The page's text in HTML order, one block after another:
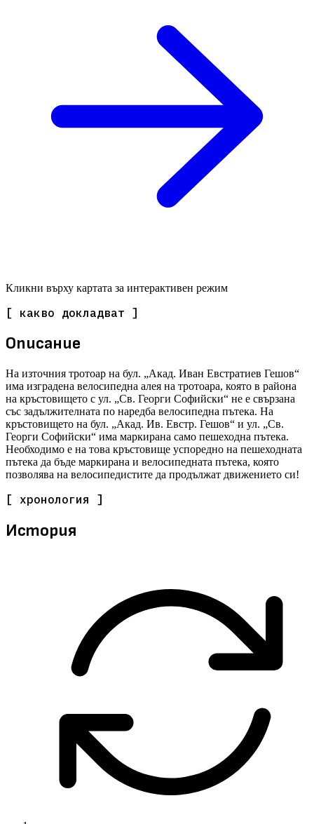
Кликни върху картата за интерактивен режим
[ какво докладват ]
Описание
На източния тротоар на бул. „Акад. Иван Евстратиев Гешов“
има изградена велосипедна алея на тротоара, която в района
на кръстовището с ул. „Св. Георги Софийски“ не е свързана
със задължителната по наредба велосипедна пътека. На
кръстовището на бул. „Акад. Ив. Евстр. Гешов“ и ул. „Св.
Георги Софийски“ има маркирана само пешеходна пътека.
Необходимо е на това кръстовище успоредно на пешеходната
пътека да бъде маркирана и велосипедната пътека, която
позволява на велосипедистите да продължат движението си!
[ хронология ]
История